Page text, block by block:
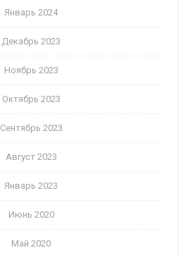
Январь 2024
Декабрь 2023
Ноябрь 2023
Октябрь 2023
Сентябрь 2023
Август 2023
Январь 2023
Июнь 2020
Май 2020